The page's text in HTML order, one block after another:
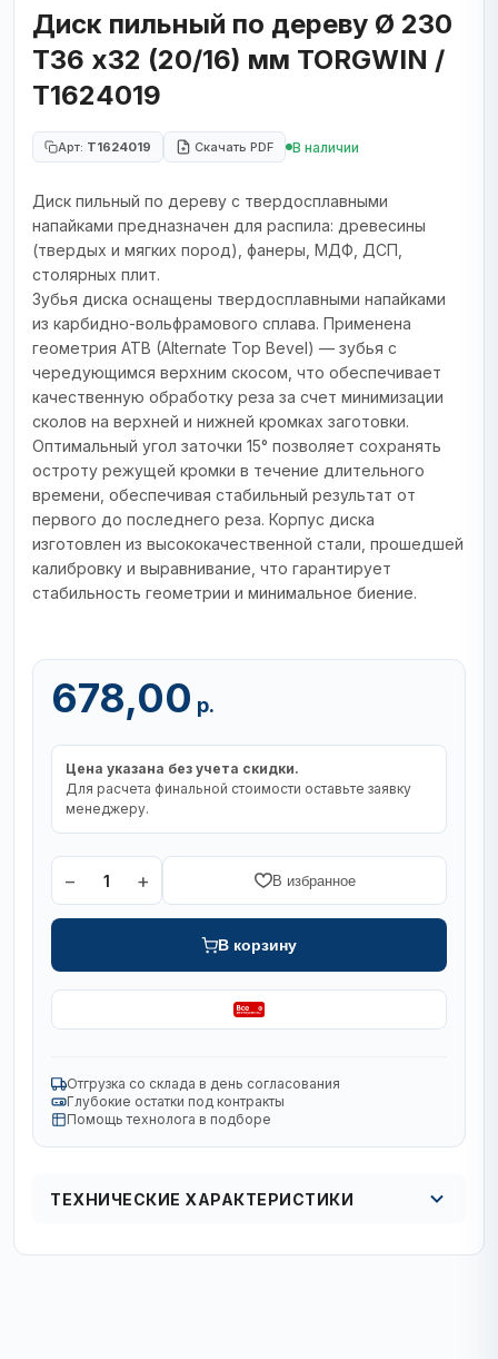
Диск пильный по дереву Ø 230
T36 х32 (20/16) мм TORGWIN /
T1624019
Арт: T1624019 Скачать PDF В наличии
Диск пильный по дереву с твердосплавными
напайками предназначен для распила: древесины
(твердых и мягких пород), фанеры, МДФ, ДСП,
столярных плит.
Зубья диска оснащены твердосплавными напайками
из карбидно-вольфрамового сплава. Применена
геометрия ATB (Alternate Top Bevel) — зубья с
чередующимся верхним скосом, что обеспечивает
качественную обработку реза за счет минимизации
сколов на верхней и нижней кромках заготовки.
Оптимальный угол заточки 15° позволяет сохранять
остроту режущей кромки в течение длительного
времени, обеспечивая стабильный результат от
первого до последнего реза. Корпус диска
изготовлен из высококачественной стали, прошедшей
калибровку и выравнивание, что гарантирует
стабильность геометрии и минимальное биение.
678,00 р.
Цена указана без учета скидки.
Для расчета финальной стоимости оставьте заявку
менеджеру.
− 1 + В избранное
В корзину
Отгрузка со склада в день согласования
Глубокие остатки под контракты
Помощь технолога в подборе
ТЕХНИЧЕСКИЕ ХАРАКТЕРИСТИКИ
Кол в упаковке